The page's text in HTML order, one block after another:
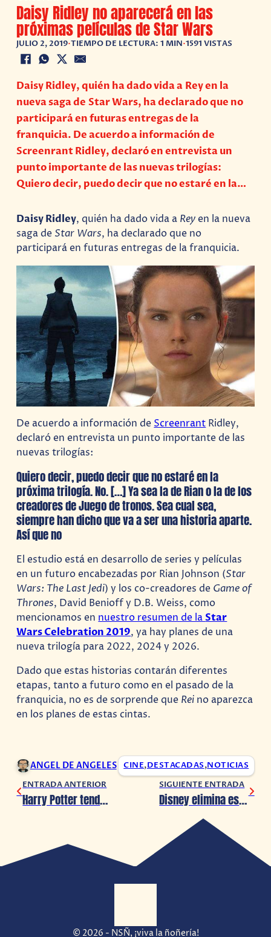
Daisy Ridley no aparecerá en las
próximas películas de Star Wars
JULIO 2, 2019•TIEMPO DE LECTURA: 1 MIN•1591 VISTAS
Daisy Ridley, quién ha dado vida a Rey en la
nueva saga de Star Wars, ha declarado que no
participará en futuras entregas de la
franquicia. De acuerdo a información de
Screenrant Ridley, declaró en entrevista un
punto importante de las nuevas trilogías:
Quiero decir, puedo decir que no estaré en la…
Daisy Ridley, quién ha dado vida a Reyen la nueva
saga de Star Wars, ha declarado que no
participará en futuras entregas de la franquicia.
De acuerdo a información de Screenrant Ridley,
declaró en entrevista un punto importante de las
nuevas trilogías:
Quiero decir, puedo decir que no estaré en la
próxima trilogía. No. […] Ya sea la de Rian o la de los
creadores de Juego de tronos. Sea cual sea,
siempre han dicho que va a ser una historia aparte.
Así que no
El estudio está en desarrollo de series y películas
en un futuro encabezadas por Rian Johnson (Star
Wars: The Last Jedi) y los co-creadores de Game of
Thrones, David Benioff y D.B. Weiss, como
mencionamos en nuestro resumen de laStar
Wars Celebration 2019, ya hay planes de una
nueva trilogía para 2022, 2024 y 2026.
Dado que estas historias contarán diferentes
etapas, tanto a futuro como en el pasado de la
franquicia, no es de sorprende que Rei no aparezca
en los planes de estas cintas.
ANGEL DE ANGELES CINE,DESTACADAS,NOTICIAS
ENTRADA ANTERIOR
Harry Potter tendrá serie de televisión
SIGUIENTE ENTRADA
Disney elimina escena de Toy Story 2 en apoyo al movimiento #MeToo
© 2026 - NSÑ, ¡viva la ñoñería!